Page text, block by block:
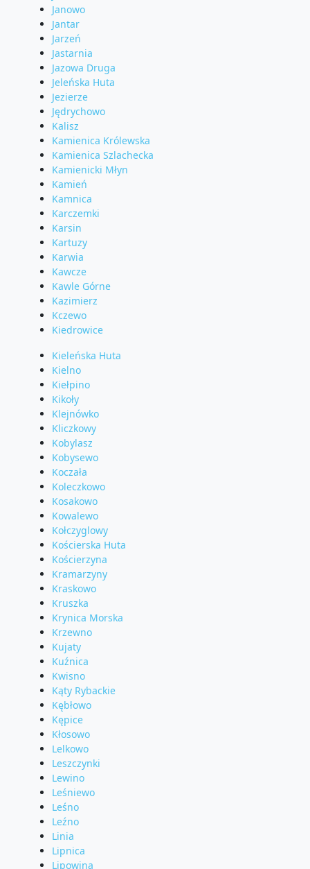
Janowo
Jantar
Jarzeń
Jastarnia
Jazowa Druga
Jeleńska Huta
Jezierze
Jędrychowo
Kalisz
Kamienica Królewska
Kamienica Szlachecka
Kamienicki Młyn
Kamień
Kamnica
Karczemki
Karsin
Kartuzy
Karwia
Kawcze
Kawle Górne
Kazimierz
Kczewo
Kiedrowice
Kieleńska Huta
Kielno
Kiełpino
Kikoły
Klejnówko
Kliczkowy
Kobylasz
Kobysewo
Koczała
Koleczkowo
Kosakowo
Kowalewo
Kołczyglowy
Kościerska Huta
Kościerzyna
Kramarzyny
Kraskowo
Kruszka
Krynica Morska
Krzewno
Kujaty
Kuźnica
Kwisno
Kąty Rybackie
Kębłowo
Kępice
Kłosowo
Lelkowo
Leszczynki
Lewino
Leśniewo
Leśno
Leźno
Linia
Lipnica
Lipowina